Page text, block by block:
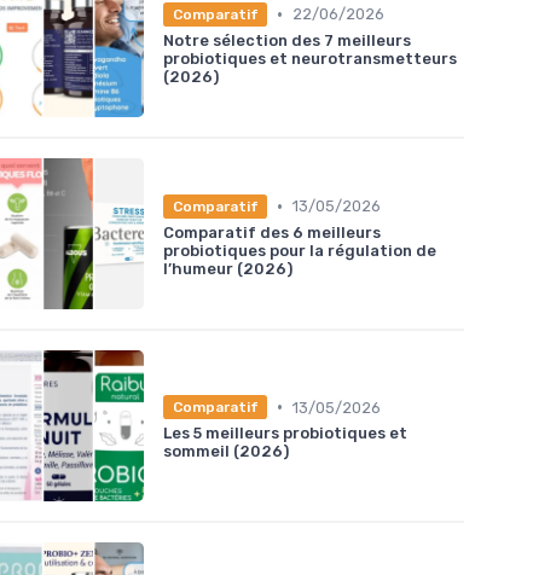
Comparatif •
22/06/2026
Notre sélection des 7 meilleurs
probiotiques et neurotransmetteurs
(2026)
Comparatif • 13/05/2026
Comparatif des 6 meilleurs
probiotiques pour la régulation de
l’humeur (2026)
Comparatif • 13/05/2026
Les 5 meilleurs probiotiques et
sommeil (2026)